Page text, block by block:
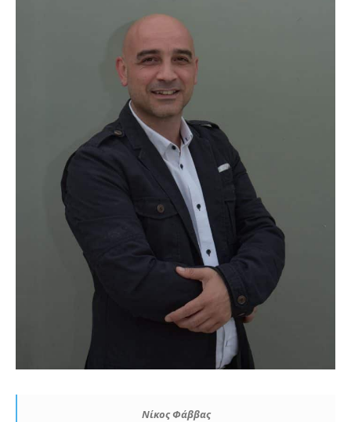
Νίκος Φάββας